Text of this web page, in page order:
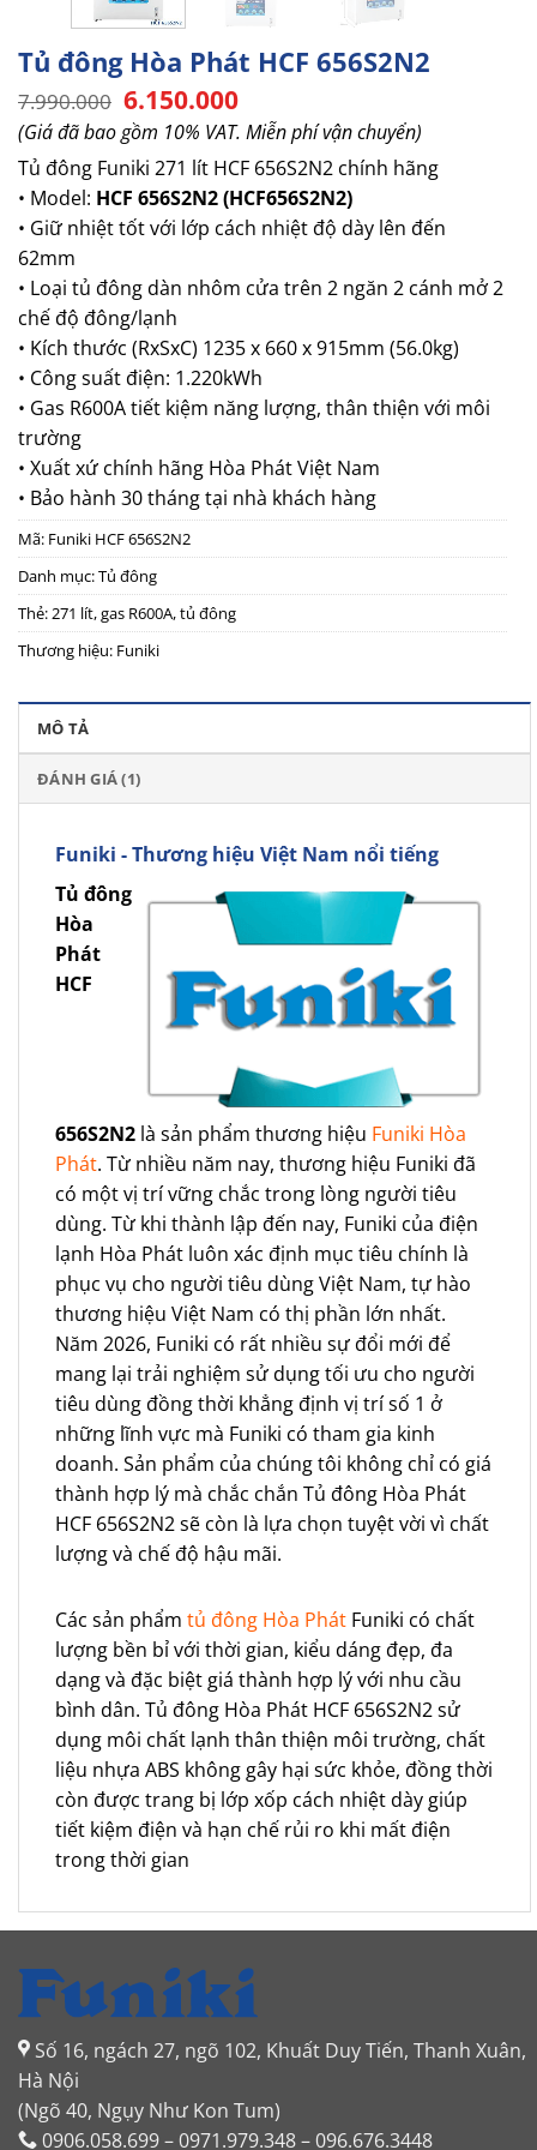
Tủ đông Hòa Phát HCF 656S2N2
7.990.000 Giá
gốc
là:
7.990.000.
6.150.000Giá
hiện
tại
là:
6.150.000.
(Giá đã bao gồm 10% VAT. Miễn phí vận chuyển)
Tủ đông Funiki 271 lít HCF 656S2N2 chính hãng
• Model: HCF 656S2N2 (HCF656S2N2)
• Giữ nhiệt tốt với lớp cách nhiệt độ dày lên đến
62mm
• Loại tủ đông dàn nhôm cửa trên 2 ngăn 2 cánh mở 2
chế độ đông/lạnh
• Kích thước (RxSxC) 1235 x 660 x 915mm (56.0kg)
• Công suất điện: 1.220kWh
• Gas R600A tiết kiệm năng lượng, thân thiện với môi
trường
• Xuất xứ chính hãng Hòa Phát Việt Nam
• Bảo hành 30 tháng tại nhà khách hàng
Mã: Funiki HCF 656S2N2
Danh mục:Tủ đông
Thẻ:271 lít,gas R600A,tủ đông
Thương hiệu: Funiki
MÔ TẢ
ĐÁNH GIÁ (1)
Funiki - Thương hiệu Việt Nam nổi tiếng
Tủ đông
Hòa
Phát
HCF
656S2N2 là sản phẩm thương hiệu Funiki Hòa
Phát. Từ nhiều năm nay, thương hiệu Funiki đã
có một vị trí vững chắc trong lòng người tiêu
dùng. Từ khi thành lập đến nay, Funiki của điện
lạnh Hòa Phát luôn xác định mục tiêu chính là
phục vụ cho người tiêu dùng Việt Nam, tự hào
thương hiệu Việt Nam có thị phần lớn nhất.
Năm 2026, Funiki có rất nhiều sự đổi mới để
mang lại trải nghiệm sử dụng tối ưu cho người
tiêu dùng đồng thời khẳng định vị trí số 1 ở
những lĩnh vực mà Funiki có tham gia kinh
doanh. Sản phẩm của chúng tôi không chỉ có giá
thành hợp lý mà chắc chắn Tủ đông Hòa Phát
HCF 656S2N2 sẽ còn là lựa chọn tuyệt vời vì chất
lượng và chế độ hậu mãi.
Các sản phẩm tủ đông Hòa Phát Funiki có chất
lượng bền bỉ với thời gian, kiểu dáng đẹp, đa
dạng và đặc biệt giá thành hợp lý với nhu cầu
bình dân. Tủ đông Hòa Phát HCF 656S2N2 sử
dụng môi chất lạnh thân thiện môi trường, chất
liệu nhựa ABS không gây hại sức khỏe, đồng thời
còn được trang bị lớp xốp cách nhiệt dày giúp
tiết kiệm điện và hạn chế rủi ro khi mất điện
trong thời gian
Số 16, ngách 27, ngõ 102, Khuất Duy Tiến, Thanh Xuân,
Hà Nội
(Ngõ 40, Ngụy Như Kon Tum)
0906.058.699 – 0971.979.348 – 096.676.3448